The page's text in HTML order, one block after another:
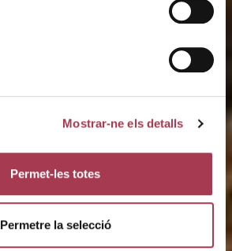
Mostrar-ne els detalls
Permet-les totes
Permetre la selecció